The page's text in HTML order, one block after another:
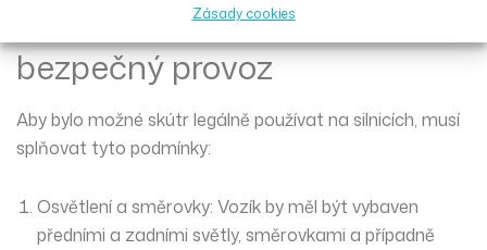
Zásady cookies
Technické podmínky pro
bezpečný provoz
Aby bylo možné skútr legálně používat na silnicích, musí
splňovat tyto podmínky:
Osvětlení a směrovky: Vozík by měl být vybaven
předními a zadními světly, směrovkami a případně